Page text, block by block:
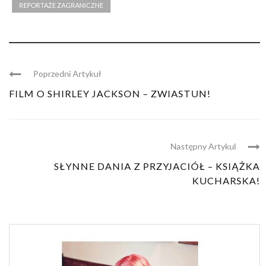
REPORTAŻE ZAGRANICZNE
Poprzedni Artykuł
FILM O SHIRLEY JACKSON – ZWIASTUN!
Następny Artykul
SŁYNNE DANIA Z PRZYJACIÓŁ – KSIĄŻKA
KUCHARSKA!